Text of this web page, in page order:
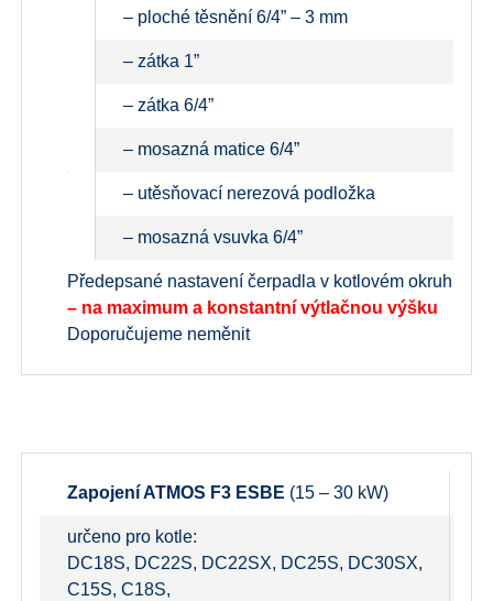
– ploché těsnění 6/4” – 3 mm
– zátka 1”
– zátka 6/4”
– mosazná matice 6/4”
– utěsňovací nerezová podložka
– mosazná vsuvka 6/4”
Předepsané nastavení čerpadla v kotlovém okruhu
– na maximum a konstantní výtlačnou výšku
Doporučujeme neměnit
Zapojení ATMOS F3 ESBE (15 – 30 kW)
určeno pro kotle:
DC18S, DC22S, DC22SX, DC25S, DC30SX,
C15S, C18S,